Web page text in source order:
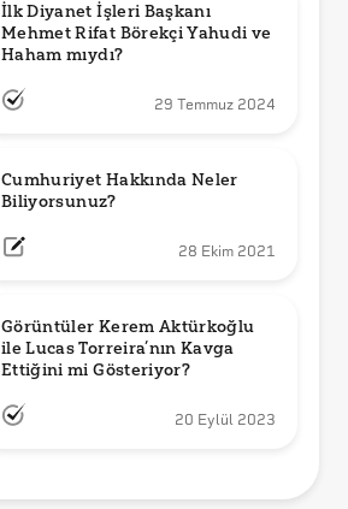
İlk Diyanet İşleri Başkanı
Mehmet Rifat Börekçi Yahudi ve
Haham mıydı?
29 Temmuz 2024
Cumhuriyet Hakkında Neler
Biliyorsunuz?
28 Ekim 2021
Görüntüler Kerem Aktürkoğlu
ile Lucas Torreira’nın Kavga
Ettiğini mi Gösteriyor?
20 Eylül 2023